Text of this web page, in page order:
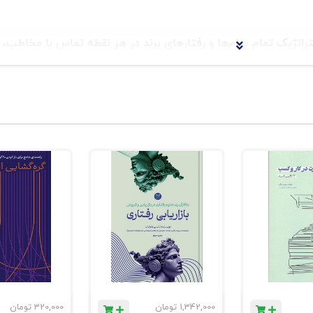
تمام پیام‌ها و رفتارهای برند در هر نقطه تماس با
محور تمام فعالیت‌ها بود، اما اکنون
فعال دارد نه منفعل.
می‌دهد:
1,342,000 تومان 320,000 تومان